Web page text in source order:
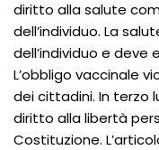
diritto alla salute
dell’individuo. La
dell’individuo e
L’obbligo vaccinale
dei cittadini. In terzo
diritto alla libertà
Costituzione.